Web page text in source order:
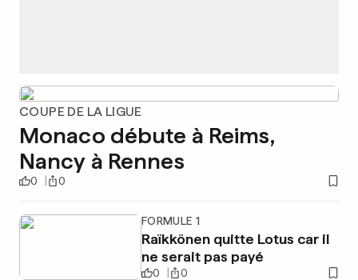
COUPE DE LA LIGUE
Monaco débute à Reims,
Nancy à Rennes
0 0
FORMULE 1
Raïkkönen quitte Lotus car il
ne serait pas payé
0 0